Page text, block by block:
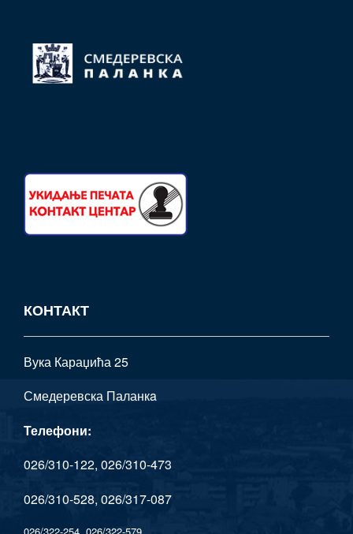
КОНТАКТ
Вука Караџића 25
Смедеревска Паланкa
Телефони:
026/310-122, 026/310-473
026/310-528, 026/317-087